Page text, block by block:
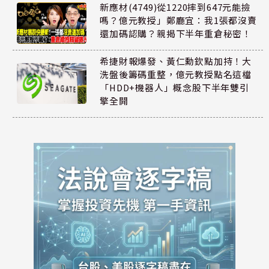
新應材(4749)從1220摔到647元能撿
嗎？億元教授」鄭廳宜：我1張都沒賣
還加碼認購？親揭下半年重倉秘密！
希捷財報爆發、黃仁勳欽點加持！大
洗盤後籌碼重整，億元教授點名這檔
「HDD+機器人」概念股下半年雙引
擎全開